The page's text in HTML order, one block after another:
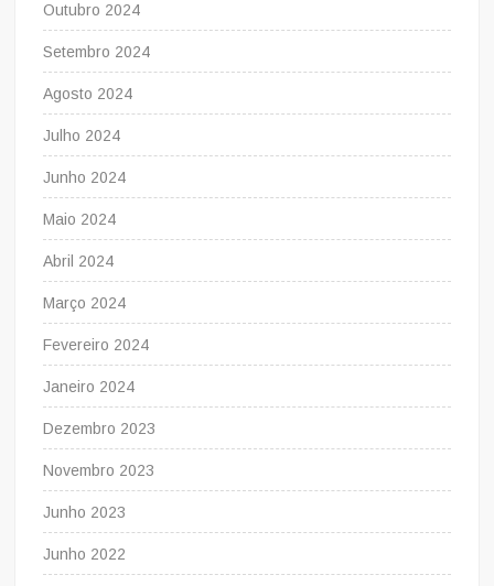
Outubro 2024
Setembro 2024
Agosto 2024
Julho 2024
Junho 2024
Maio 2024
Abril 2024
Março 2024
Fevereiro 2024
Janeiro 2024
Dezembro 2023
Novembro 2023
Junho 2023
Junho 2022